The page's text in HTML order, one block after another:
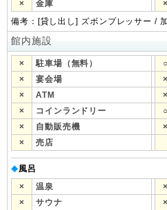
×
金庫 ×
備考：[貸し出し] ズボンプレッサー /
館内施設
× 駐車場（無料） ○
×
宴会場 ×
×
ATM ×
×
コインランドリー ○
×
自動販売機 ×
×
売店
◆風呂
×
温泉 ×
×
サウナ ×